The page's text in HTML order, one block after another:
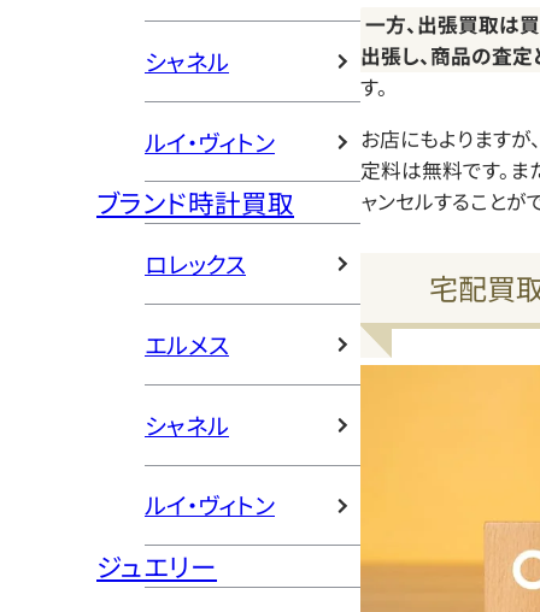
シャネル
ルイ・ヴィトン
ブランド時計買取
ロレックス
エルメス
シャネル
ルイ・ヴィトン
ジュエリー
一方、出張買取は
出張し、商品の査
す。
お店にもよりますが
定料は無料です。
ャンセルすることが
宅配買取